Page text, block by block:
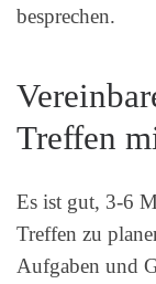
besprechen.
Treffen
Es ist gut, 3-6
Treffen zu
Aufgaben und